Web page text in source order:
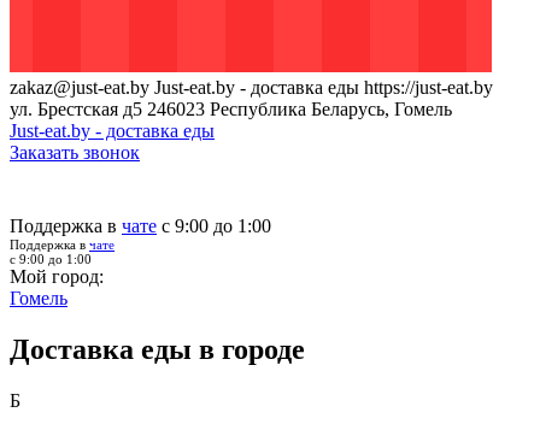
zakaz@just-eat.by Just-eat.by - доставка еды https://just-eat.by
ул. Брестская д5 246023 Республика Беларусь, Гомель
Just-eat.by - доставка еды
Заказать звонок
Поддержка в чате с 9:00 до 1:00
Поддержка в чате
с 9:00 до 1:00
Мой город:
Гомель
Доставка еды в городе
Б